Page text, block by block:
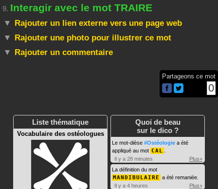
9. Interagir avec le mot TRAIRE
Rajouter un lien externe vers une page web
Rajouter une photo pour illustrer ce mot
Rajouter un commentaire
Partageons ce mot
0
Liste thématique
Vocabulaire des ostéologues
Quoi de beau
sur le dico ?
Le mot-dièse #Ostéologie a été
appliqué au mot CAL
Il y a 28 minutes
Plus+
La définition du mot
MANDIBULAIRE a été remaniée.
Il y a 4 heures
Plus+